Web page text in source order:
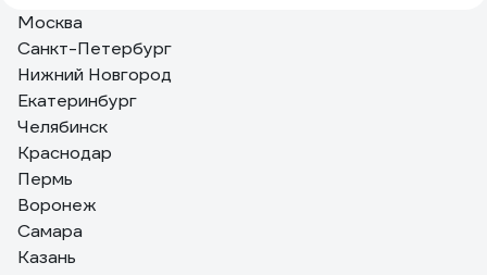
Александр
Компактная, хорошее качество сборки.
Отзыв о пиле Makita HS6601
Стифеев Сергей Анатольевич
1. Оптимальное соотношение технических
Москва
Санкт-Петербург
Нижний Новгород
Екатеринбург
Челябинск
Краснодар
Пермь
Воронеж
Самара
Казань